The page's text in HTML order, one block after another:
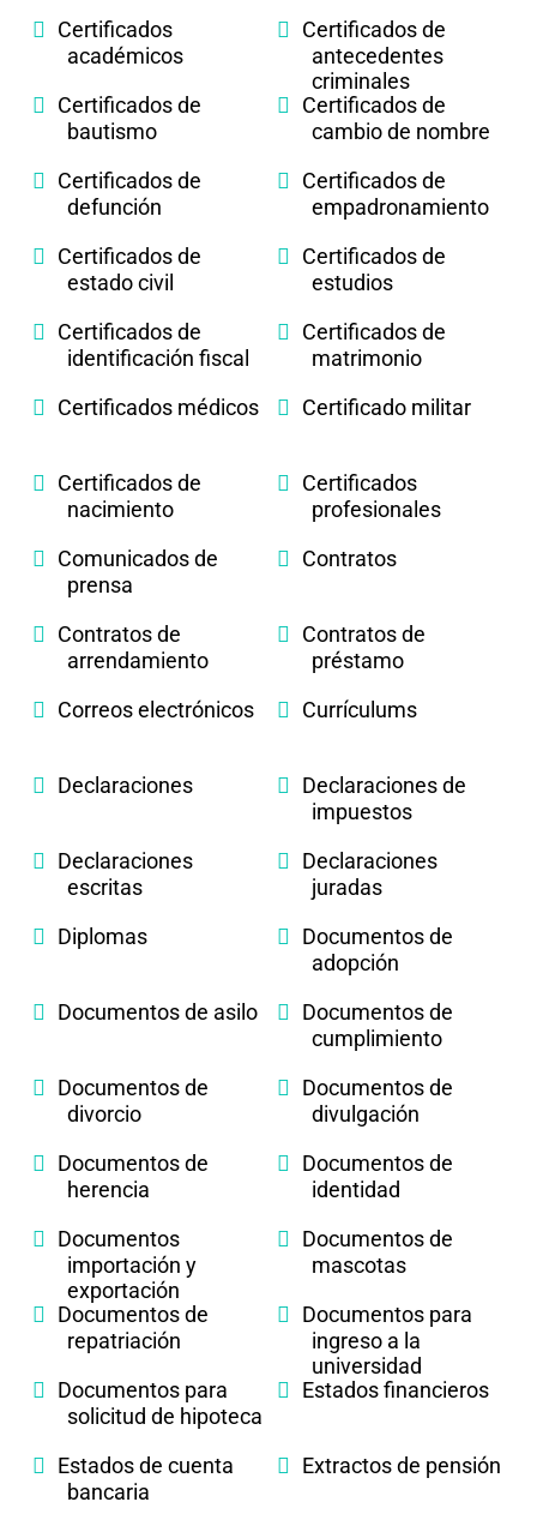
Certificados
académicos
Certificados de
antecedentes
criminales
Certificados de
bautismo
Certificados de
cambio de nombre
Certificados de
defunción
Certificados de
empadronamiento
Certificados de
estado civil
Certificados de
estudios
Certificados de
identificación fiscal
Certificados de
matrimonio
Certificados médicos
Certificado militar
Certificados de
nacimiento
Certificados
profesionales
Comunicados de
prensa
Contratos
Contratos de
arrendamiento
Contratos de
préstamo
Correos electrónicos
Currículums
Declaraciones
Declaraciones de
impuestos
Declaraciones
escritas
Declaraciones
juradas
Diplomas
Documentos de
adopción
Documentos de asilo
Documentos de
cumplimiento
Documentos de
divorcio
Documentos de
divulgación
Documentos de
herencia
Documentos de
identidad
Documentos
importación y
exportación
Documentos de
mascotas
Documentos de
repatriación
Documentos para
ingreso a la
universidad
Documentos para
solicitud de hipoteca
Estados financieros
Estados de cuenta
bancaria
Extractos de pensión